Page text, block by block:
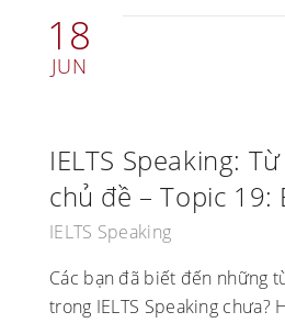
18
JUN
IELTS Speaking:
chủ đề – Topic 19:
IELTS Speaking
Các bạn đã biết đến những
trong IELTS Speaking chưa?